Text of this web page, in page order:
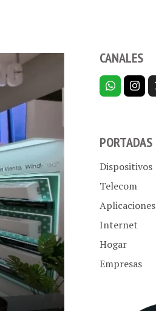
CANALES
PORTADAS
Dispositivos
Telecom
Aplicaciones
Internet
Hogar
Empresas